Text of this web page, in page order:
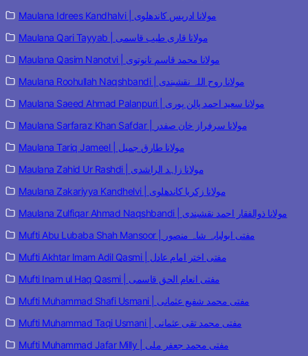
Maulana Idrees Kandhalvi | مولانا ادریس کاندھلوی
Maulana Qari Tayyab | مولانا قاری طیب قاسمی
Maulana Qasim Nanotvi | مولانا محمد قاسم نانوتوی
Maulana Roohullah Naqshbandi | مولانا روح اللہ نقشبندی
Maulana Saeed Ahmad Palanpuri | مولانا سعید احمد پالن پوری
Maulana Sarfaraz Khan Safdar | مولانا سرفراز خان صفدر
Maulana Tariq Jameel | مولانا طارق جمیل
Maulana Zahid Ur Rashdi | مولانا زاہد الراشدی
Maulana Zakariyya Kandhelvi | مولانا زکریا کاندھلوی
Maulana Zulfiqar Ahmad Naqshbandi | مولانا ذوالفقار احمد نقشبندی
Mufti Abu Lubaba Shah Mansoor | مفتی ابولبابہ شاہ منصور
Mufti Akhtar Imam Adil Qasmi | مفتی اختر امام عادل
Mufti Inam ul Haq Qasmi | مفتی انعام الحق قاسمی
Mufti Muhammad Shafi Usmani | مفتی محمد شفیع عثمانی
Mufti Muhammad Taqi Usmani | مفتی محمد تقی عثمانی
Mufti Muhammad Jafar Milly | مفتی محمد جعفر ملی